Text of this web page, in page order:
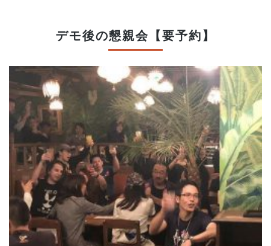
デモ後の懇親会【要予約】